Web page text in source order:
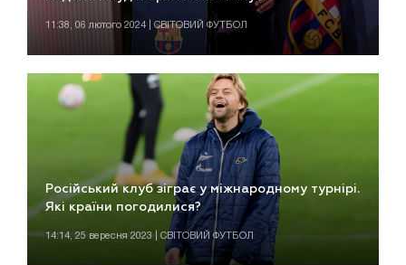
11:38, 06 лютого 2024 | СВІТОВИЙ ФУТБОЛ
Російський клуб зіграє у міжнародному турнірі.
Які країни погодилися?
14:14, 25 вересня 2023 | СВІТОВИЙ ФУТБОЛ